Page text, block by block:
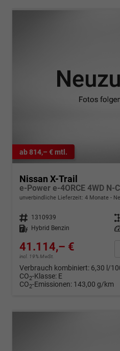
ab 814,– € mtl.
Nissan X-Trail
e-Power e-4ORCE 4WD N-
unverbindliche Lieferzeit: 4 Monate
Fahrzeugnr. 1310939
Kraftstoff
Hybrid Benzin
41.114,– €
incl. 19% MwSt.
Verbrauch kombiniert: 6,30 l/
CO2-Klasse: E
CO2-Emissionen: 143,00 g/km